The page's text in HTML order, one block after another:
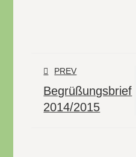
PREV
Begrüßungsbrief
2014/2015